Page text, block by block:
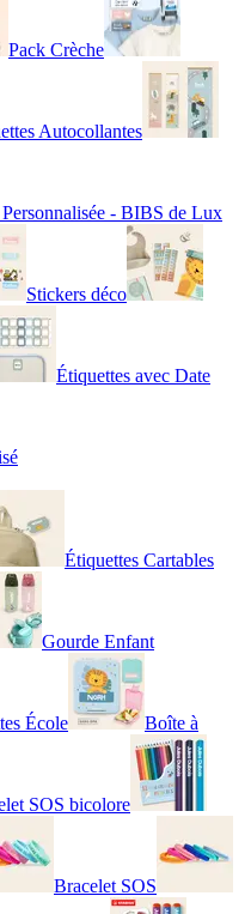
Pack Crèche
Autocollantes
- BIBS de Lux
Stickers déco
Étiquettes avec Date
Étiquettes Cartables
Gourde Enfant
École Boîte à
SOS bicolore
Bracelet SOS